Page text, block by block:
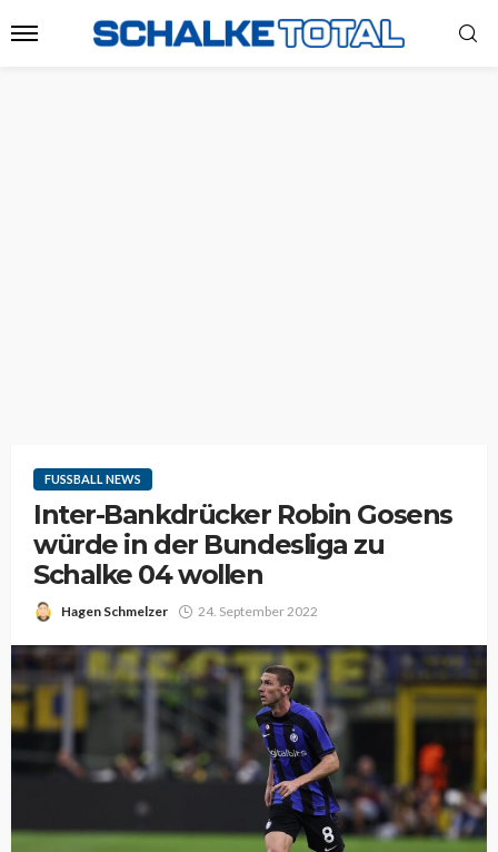
FUSSBALL NEWS
Inter-Bankdrücker Robin Gosens
würde in der Bundesliga zu
Schalke 04 wollen
Hagen Schmelzer 24. September 2022